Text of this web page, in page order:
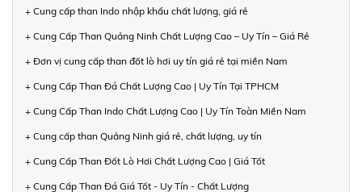
+ Cung cấp than Indo nhập khẩu chất lượng, giá rẻ
+ Cung Cấp Than Quảng Ninh Chất Lượng Cao – Uy Tín – Giá Rẻ
+ Đơn vị cung cấp than đốt lò hơi uy tín giá rẻ tại miền Nam
+ Cung Cấp Than Đá Chất Lượng Cao | Uy Tín Tại TPHCM
+ Cung Cấp Than Indo Chất Lượng Cao | Uy Tín Toàn Miền Nam
+ Cung cấp than Quảng Ninh giá rẻ, chất lượng, uy tín
+ Cung Cấp Than Đốt Lò Hơi Chất Lượng Cao | Giá Tốt
+ Cung Cấp Than Đá Giá Tốt - Uy Tín - Chất Lượng